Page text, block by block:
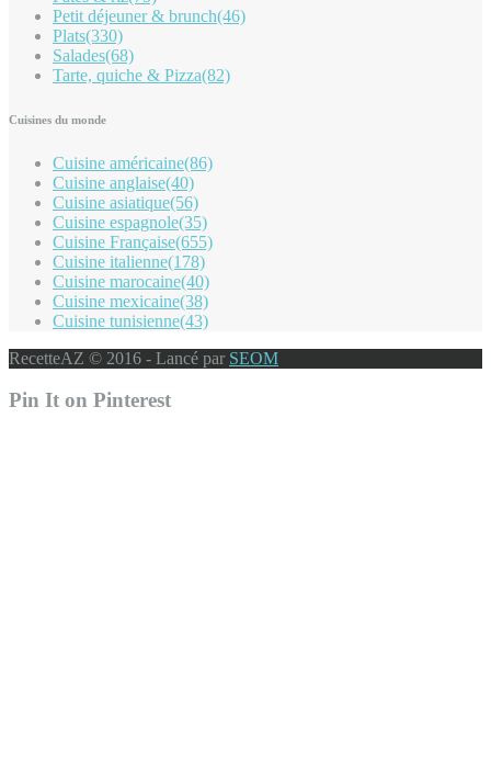
Petit déjeuner & brunch(46)
Plats(330)
Salades(68)
Tarte, quiche & Pizza(82)
Cuisines du monde
Cuisine américaine(86)
Cuisine anglaise(40)
Cuisine asiatique(56)
Cuisine espagnole(35)
Cuisine Française(655)
Cuisine italienne(178)
Cuisine marocaine(40)
Cuisine mexicaine(38)
Cuisine tunisienne(43)
RecetteAZ © 2016 - Lancé par SEOM
Pin It on Pinterest